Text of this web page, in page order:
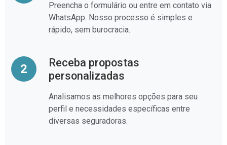
Preencha o formulário ou entre em contato via
WhatsApp. Nosso processo é simples e
rápido, sem burocracia.
2
Receba propostas
personalizadas
Analisamos as melhores opções para seu
perfil e necessidades específicas entre
diversas seguradoras.